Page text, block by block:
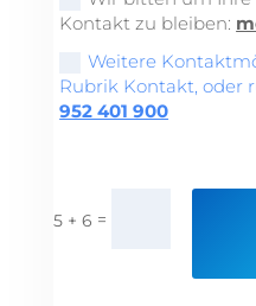
Kontakt zu bleiben:
Weitere
Rubrik Kontakt, oder
952 401 900
5 + 6 =